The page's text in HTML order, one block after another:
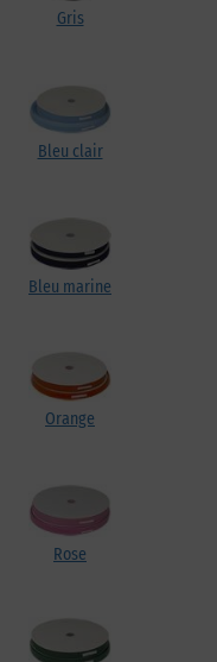
Gris
Bleu clair
Bleu marine
Orange
Rose